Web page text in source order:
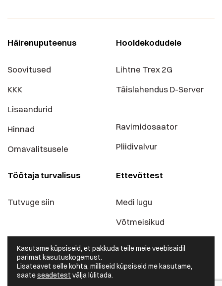
Kasutame küpsiseid, et pakkuda teile meie veebisaidil
parimat kasutuskogemust.
Lisateavet selle kohta, milliseid küpsiseid me kasutame,
saateseadetest välja lülitada.
Häirenuputeenus
Soovitused
KKK
Lisaandurid
Hinnad
Omavalitsusele
Hooldekodudele
Lihtne Trex 2G
Täislahendus D-Server
Ravimidosaator
Pliidivalvur
Töötaja turvalisus
Tutvuge siin
Ettevõttest
Medi lugu
Võtmeisikud
Kontaktid